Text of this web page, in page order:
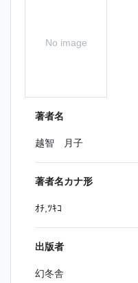
No image
著者名
越智 月子
著者名カナ形
ｵﾁ,ﾂｷｺ
出版者
幻冬舎